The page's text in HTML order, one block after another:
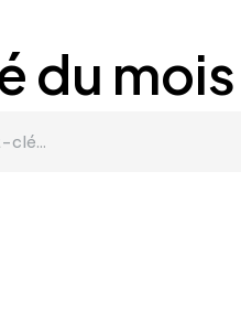
du mois